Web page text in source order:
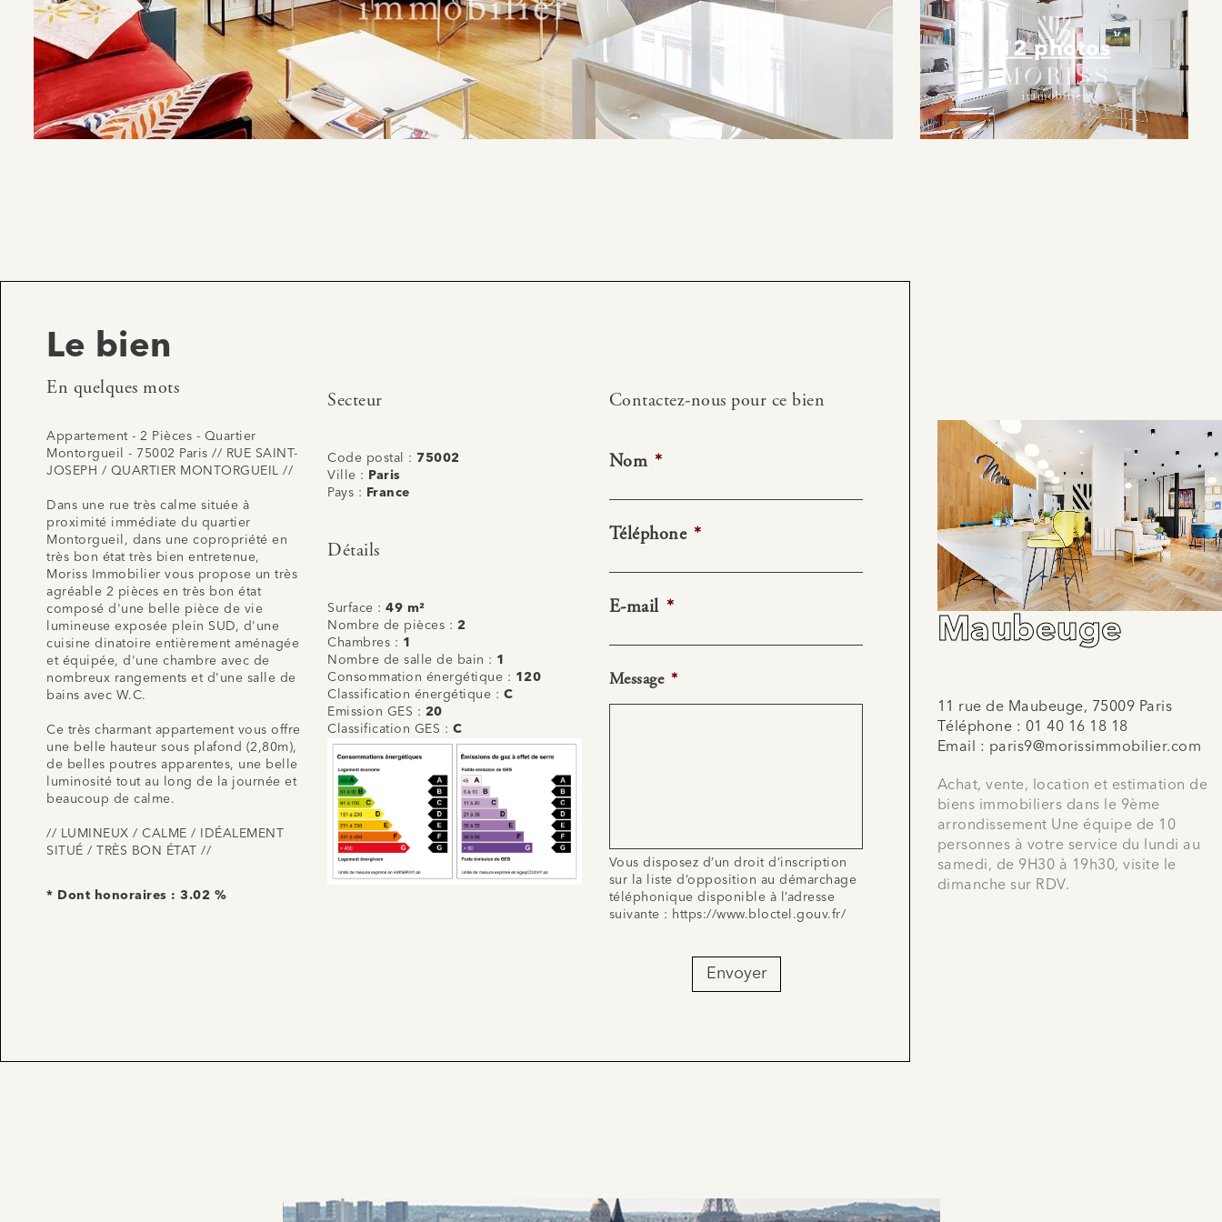
12 photos
Le bien
En quelques mots
Appartement - 2 Pièces - Quartier
Montorgueil - 75002 Paris // RUE SAINT-
JOSEPH / QUARTIER MONTORGUEIL //
Dans une rue très calme située à
proximité immédiate du quartier
Montorgueil, dans une copropriété en
très bon état très bien entretenue,
Moriss Immobilier vous propose un très
agréable 2 pièces en très bon état
composé d'une belle pièce de vie
lumineuse exposée plein SUD, d'une
cuisine dinatoire entièrement aménagée
et équipée, d'une chambre avec de
nombreux rangements et d'une salle de
bains avec W.C.
Ce très charmant appartement vous offre
une belle hauteur sous plafond (2,80m),
de belles poutres apparentes, une belle
luminosité tout au long de la journée et
beaucoup de calme.
// LUMINEUX / CALME / IDÉALEMENT
SITUÉ / TRÈS BON ÉTAT //
* Dont honoraires : 3.02 %
Secteur
Code postal : 75002
Ville :
Paris
Pays :
France
Détails
Surface :49 m²
Nombre de pièces : 2
Chambres : 1
Nombre de salle de bain : 1
Consommation énergétique : 120
Classification énergétique : C
Emission GES : 20
Classification GES : C
Contactez-nous pour ce bien
Nom *
Téléphone *
E-mail *
Message *
Vous disposez d’un droit d’inscription
sur la liste d’opposition au démarchage
téléphonique disponible à l’adresse
suivante : https://www.bloctel.gouv.fr/
Envoyer
Maubeuge
11 rue de Maubeuge, 75009 Paris
Téléphone : 01 40 16 18 18
Email : paris9@morissimmobilier.com
Achat, vente, location et estimation de
biens immobiliers dans le 9ème
arrondissement Une équipe de 10
personnes à votre service du lundi au
samedi, de 9H30 à 19h30, visite le
dimanche sur RDV.